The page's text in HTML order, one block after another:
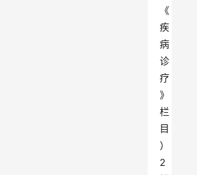
《
疾
病
诊
疗
》
栏
目
）
2